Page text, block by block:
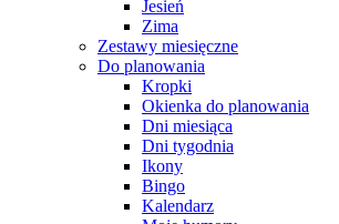
Jesień
Zima
Zestawy miesięczne
Do planowania
Kropki
Okienka do planowania
Dni miesiąca
Dni tygodnia
Ikony
Bingo
Kalendarz